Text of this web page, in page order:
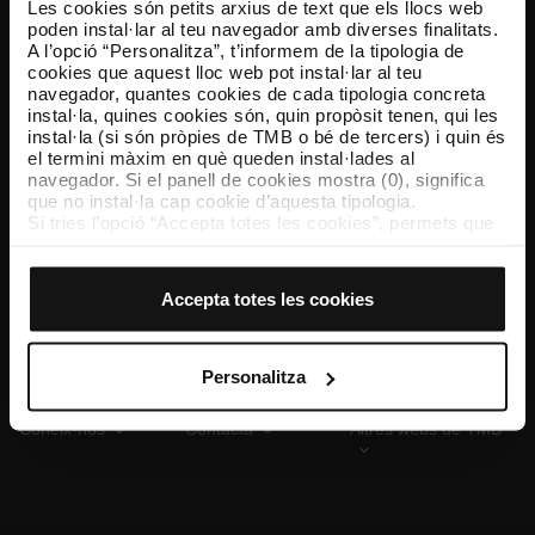
Les cookies són petits arxius de text que els llocs web
poden instal·lar al teu navegador amb diverses finalitats.
A l’opció “Personalitza”, t’informem de la tipologia de
cookies que aquest lloc web pot instal·lar al teu
navegador, quantes cookies de cada tipologia concreta
instal·la, quines cookies són, quin propòsit tenen, qui les
instal·la (si són pròpies de TMB o bé de tercers) i quin és
el termini màxim en què queden instal·lades al
navegador. Si el panell de cookies mostra (0), significa
que no instal·la cap cookie d’aquesta tipologia.
Si tries l’opció “Accepta totes les cookies”, permets que
El selector que es troba a la dreta de cada tipologia de
cookies d’aquella classe.
Un cop hagis marcat les teves preferències, has de fer
clic sobre “Selecciona i configura”. Així, s’instal·laran
només les cookies de la tipologia que hagis seleccionat
personalització, perquè permeten recordar les teves
opcions de navegació (com ara l’idioma) i milloren la teva
Accepta totes les cookies
Personalitza
TMB App
Descarrega’t TMB App i compra els teus bitllets
App Store Google Play
Coneix-nos Contacta Altres webs de TMB